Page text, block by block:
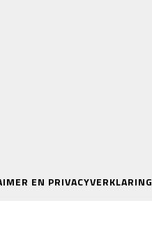
EN PRIVACYVERKLARING